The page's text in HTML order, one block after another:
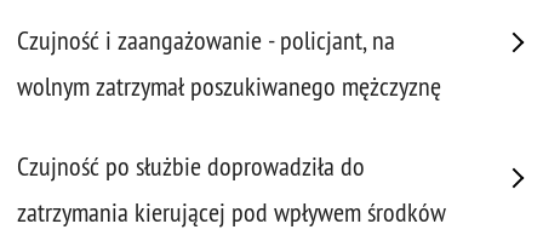
Czujność i zaangażowanie - policjant, na
wolnym zatrzymał poszukiwanego mężczyznę
Czujność po służbie doprowadziła do
zatrzymania kierującej pod wpływem środków